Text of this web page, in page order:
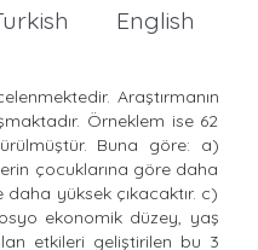
English
Araştırmanın
Örneklem ise 62
Buna göre: a)
çocuklarına göre daha
yüksek çıkacaktır. c)
ekonomik düzey, yaş
etkileri geliştirilen bu 3